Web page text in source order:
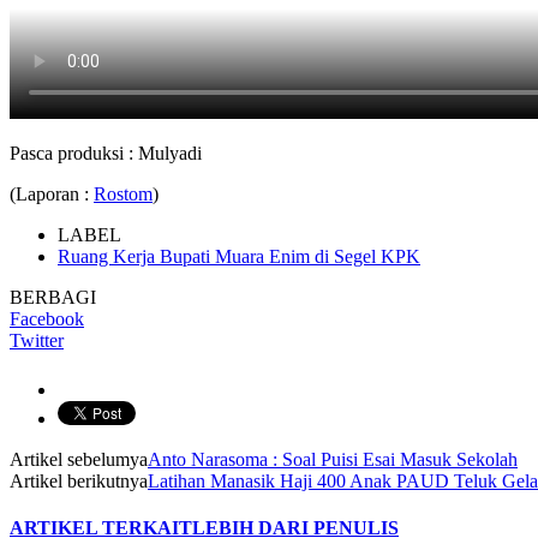
Pasca produksi : Mulyadi
(Laporan : Rostom)
LABEL
Ruang Kerja Bupati Muara Enim di Segel KPK
BERBAGI
Facebook
Twitter
Artikel sebelumyaAnto Narasoma : Soal Puisi Esai Masuk Sekolah
Artikel berikutnyaLatihan Manasik Haji 400 Anak PAUD Teluk
ARTIKEL TERKAITLEBIH DARI PENULIS